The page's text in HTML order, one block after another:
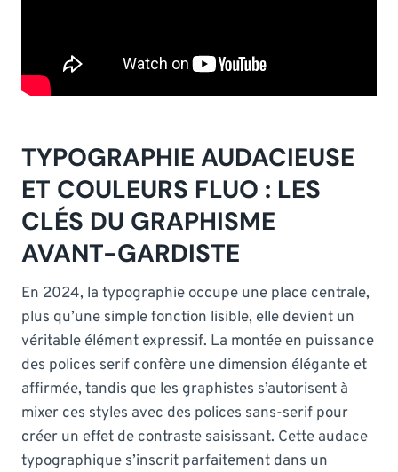
TYPOGRAPHIE AUDACIEUSE
ET COULEURS FLUO : LES
CLÉS DU GRAPHISME
AVANT-GARDISTE
En 2024, la typographie occupe une place centrale,
plus qu’une simple fonction lisible, elle devient un
véritable élément expressif. La montée en puissance
des polices serif confère une dimension élégante et
affirmée, tandis que les graphistes s’autorisent à
mixer ces styles avec des polices sans-serif pour
créer un effet de contraste saisissant. Cette audace
typographique s’inscrit parfaitement dans un